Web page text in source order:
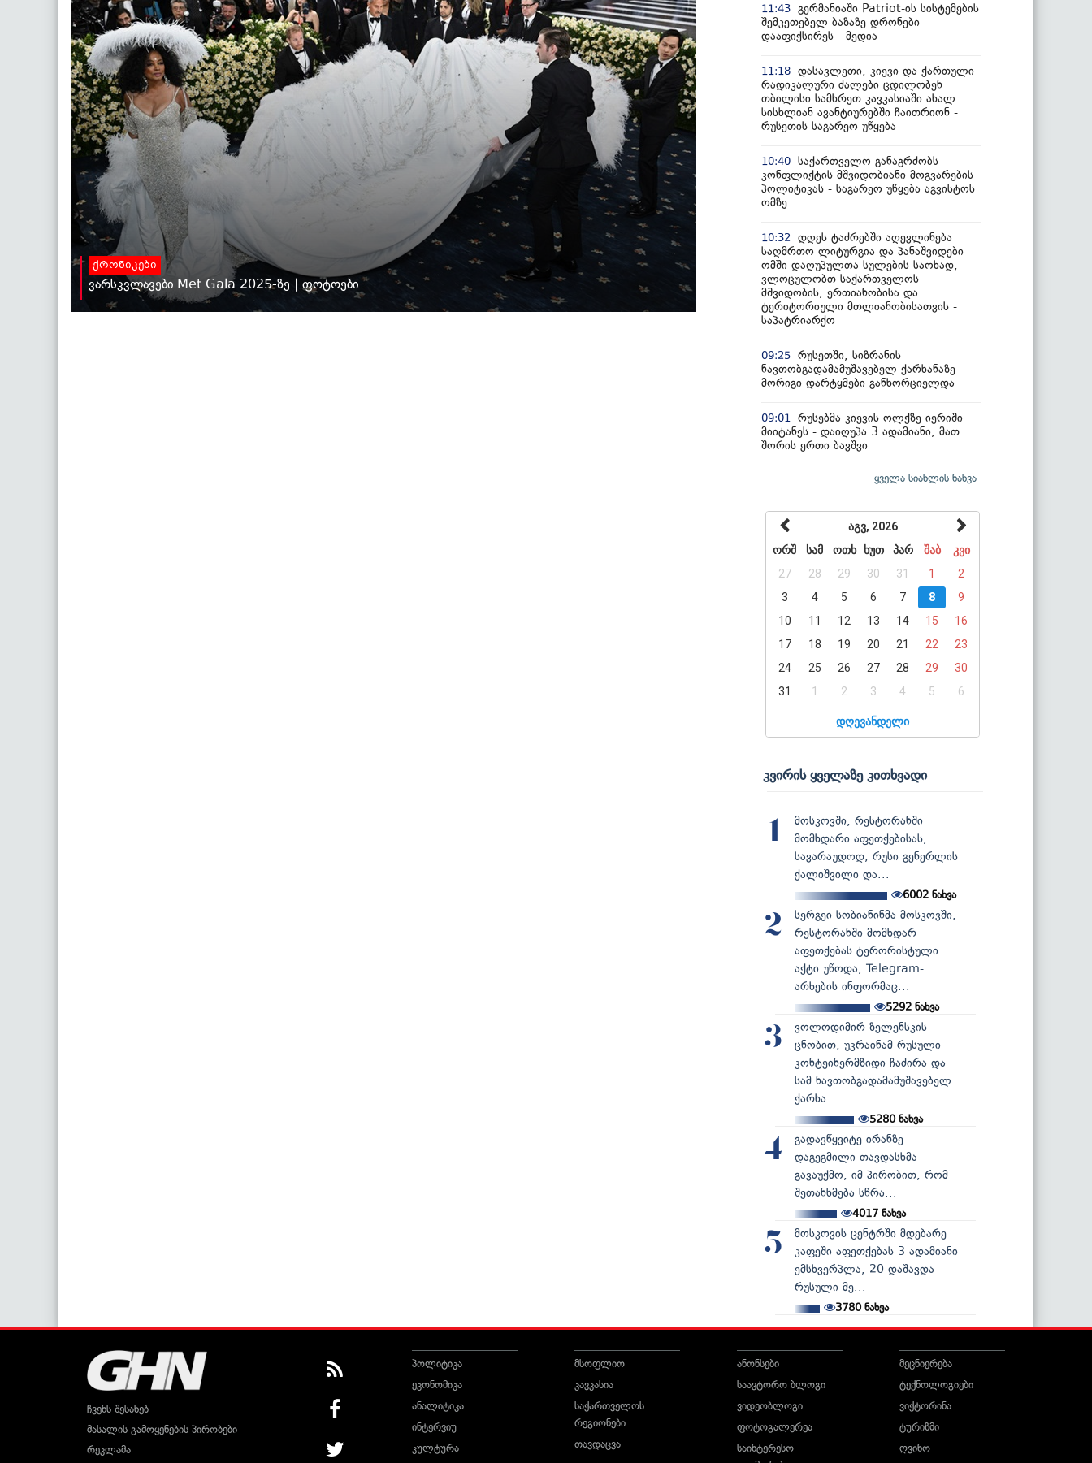
ქრონიკები
ვარსკვლავები Met Gala 2025-ზე | ფოტოები
11:43 გერმანიაში Patriot-ის სისტემების
შემკეთებელ ბაზაზე დრონები
დააფიქსირეს - მედია
11:18 დასავლეთი, კიევი და ქართული
რადიკალური ძალები ცდილობენ
თბილისი სამხრეთ კავკასიაში ახალ
სისხლიან ავანტიურებში ჩაითრიონ -
რუსეთის საგარეო უწყება
10:40 საქართველო განაგრძობს
კონფლიქტის მშვიდობიანი მოგვარების
პოლიტიკას - საგარეო უწყება აგვისტოს
ომზე
10:32
დღეს ტაძრებში აღევლინება
საღმრთო ლიტურგია და პანაშვიდები
ომში დაღუპულთა სულების საოხად,
ვლოცულობთ საქართველოს
მშვიდობის, ერთიანობისა და
ტერიტორიული მთლიანობისათვის -
საპატრიარქო
09:25 რუსეთში, სიზრანის
ნავთობგადამამუშავებელ ქარხანაზე
მორიგი დარტყმები განხორციელდა
09:01
რუსებმა კიევის ოლქზე იერიში
მიიტანეს - დაიღუპა 3 ადამიანი, მათ
შორის ერთი ბავშვი
ყველა სიახლის ნახვა
აგვ, 2026
ორშ
სამ ოთხ ხუთ პარ შაბ
კვი
27
28 29 30 31 1
2
3
4 5 6 7 8
9
10
11 12 13 14 15
16
17
18 19 20 21 22
23
24
25 26 27 28 29
30
31
1 2 3 4 5 6
დღევანდელი
კვირის ყველაზე კითხვადი
1
მოსკოვში, რესტორანში
მომხდარი აფეთქებისას,
სავარაუდოდ, რუსი გენერლის
ქალიშვილი და...
6002 ნახვა
2
სერგეი სობიანინმა მოსკოვში,
რესტორანში მომხდარ
აფეთქებას ტერორისტული
აქტი უწოდა, Telegram-
არხების ინფორმაც...
5292 ნახვა
3
ვოლოდიმირ ზელენსკის
ცნობით, უკრაინამ რუსული
კონტეინერმზიდი ჩაძირა და
სამ ნავთობგადამამუშავებელ
ქარხა...
5280ნახვა
4
გადავწყვიტე ირანზე
დაგეგმილი თავდასხმა
გავაუქმო, იმ პირობით, რომ
შეთანხმება სწრა...
4017ნახვა
5
მოსკოვის ცენტრში მდებარე
კაფეში აფეთქებას 3 ადამიანი
ემსხვერპლა, 20 დაშავდა -
რუსული მე...
3780ნახვა
ჩვენს შესახებ
მასალის გამოყენების პირობები
რეკლამა
პოლიტიკა
ეკონომიკა
ანალიტიკა
ინტერვიუ
კულტურა
მსოფლიო
კავკასია
საქართველოს
რეგიონები
თავდაცვა
ანონსები
საავტორო ბლოგი
ვიდეობლოგი
ფოტოგალერეა
საინტერესო
მეცნიერება
ტექნოლოგიები
ვიქტორინა
ტურიზმი
ღვინო